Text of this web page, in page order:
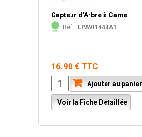
Capteur d'Arbre à Came
Réf. : LPAVI144BA1
16.90 € TTC
Ajouter au panier
Voir la Fiche Détaillée